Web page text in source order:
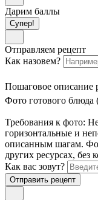
Дарим баллы
Супер!
Отправляем рецепт
Как назовем?
Пошаговое описание
Фото готового блюда
Требования к фото:
горизонтальные и
описанным шагам.
других ресурсах, без
Как вас зовут?
Отправить рецепт